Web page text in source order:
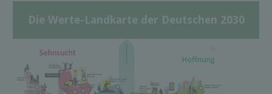
Die Werte-Landkarte der Deutschen 2030